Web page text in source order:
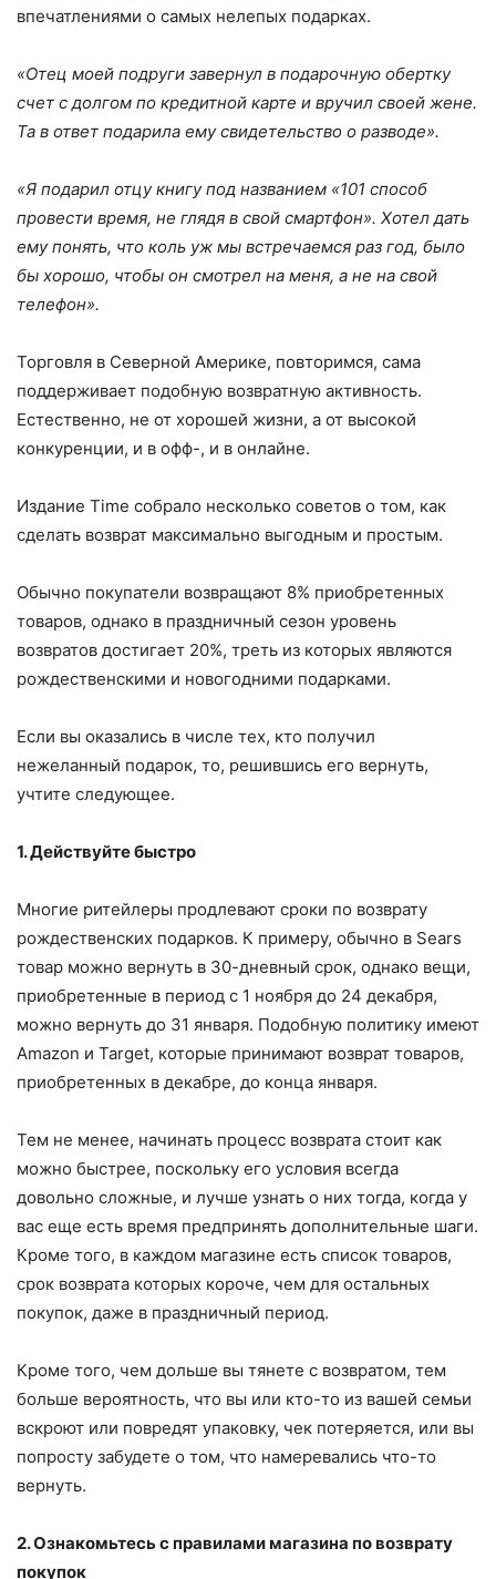
впечатлениями о самых нелепых подарках.
«Отец моей подруги завернул в подарочную обертку
счет с долгом по кредитной карте и вручил своей жене.
Та в ответ подарила ему свидетельство о разводе».
«Я подарил отцу книгу под названием «101 способ
провести время, не глядя в свой смартфон». Хотел дать
ему понять, что коль уж мы встречаемся раз год, было
бы хорошо, чтобы он смотрел на меня, а не на свой
телефон».
Торговля в Северной Америке, повторимся, сама
поддерживает подобную возвратную активность.
Естественно, не от хорошей жизни, а от высокой
конкуренции, и в офф-, и в онлайне.
Издание Time собрало несколько советов о том, как
сделать возврат максимально выгодным и простым.
Обычно покупатели возвращают 8% приобретенных
товаров, однако в праздничный сезон уровень
возвратов достигает 20%, треть из которых являются
рождественскими и новогодними подарками.
Если вы оказались в числе тех, кто получил
нежеланный подарок, то, решившись его вернуть,
учтите следующее.
1. Действуйте быстро
Многие ритейлеры продлевают сроки по возврату
рождественских подарков. К примеру, обычно в Sears
товар можно вернуть в 30-дневный срок, однако вещи,
приобретенные в период с 1 ноября до 24 декабря,
можно вернуть до 31 января. Подобную политику имеют
Amazon и Target, которые принимают возврат товаров,
приобретенных в декабре, до конца января.
Тем не менее, начинать процесс возврата стоит как
можно быстрее, поскольку его условия всегда
довольно сложные, и лучше узнать о них тогда, когда у
вас еще есть время предпринять дополнительные шаги.
Кроме того, в каждом магазине есть список товаров,
срок возврата которых короче, чем для остальных
покупок, даже в праздничный период.
Кроме того, чем дольше вы тянете с возвратом, тем
больше вероятность, что вы или кто-то из вашей семьи
вскроют или повредят упаковку, чек потеряется, или вы
попросту забудете о том, что намеревались что-то
вернуть.
2. Ознакомьтесь с правилами магазина по возврату
покупок